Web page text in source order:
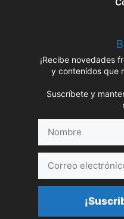
¡Recibe novedades
y contenidos que
Suscríbete y
electrónico